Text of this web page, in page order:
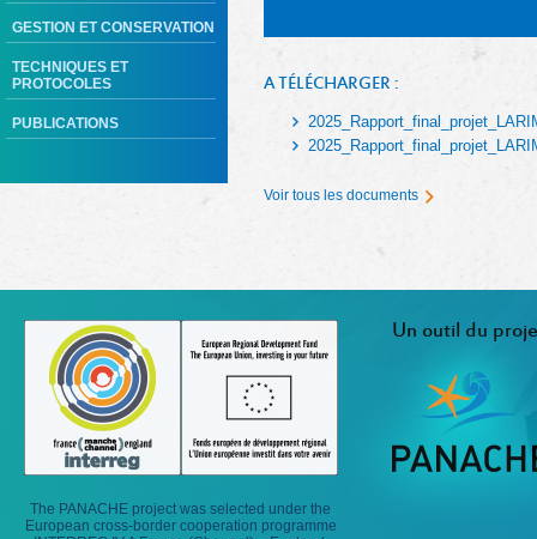
GESTION ET CONSERVATION
TECHNIQUES ET
PROTOCOLES
PUBLICATIONS
A TÉLÉCHARGER :
Voir tous les documents
The PANACHE project was selected under the
European cross-border cooperation programme
Un outil du